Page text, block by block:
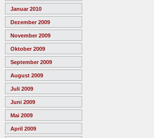
Januar 2010
Dezember 2009
November 2009
Oktober 2009
September 2009
August 2009
Juli 2009
Juni 2009
Mai 2009
April 2009